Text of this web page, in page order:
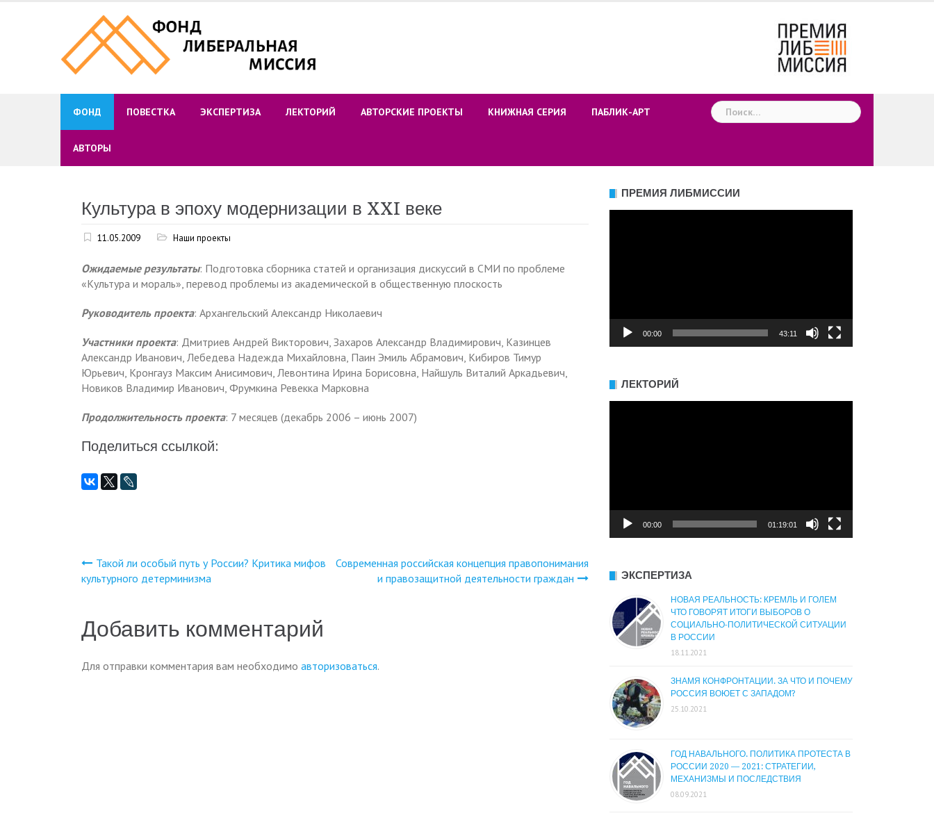
ФОНД ПОВЕСТКА ЭКСПЕРТИЗА ЛЕКТОРИЙ АВТОРСКИЕ ПРОЕКТЫ КНИЖНАЯ СЕРИЯ ПАБЛИК-АРТ
АВТОРЫ
Найти:
Культура в эпоху модернизации в XXI веке
11.05.2009 Наши проекты
Ожидаемые результаты: Подготовка сборника статей и организация дискуссий в СМИ по проблеме
«Культура и мораль», перевод проблемы из академической в общественную плоскость
Руководитель проекта: Архангельский Александр Николаевич
Участники проекта: Дмитриев Андрей Викторович, Захаров Александр Владимирович, Казинцев
Александр Иванович, Лебедева Надежда Михайловна, Паин Эмиль Абрамович, Кибиров Тимур
Юрьевич, Кронгауз Максим Анисимович, Левонтина Ирина Борисовна, Найшуль Виталий Аркадьевич,
Новиков Владимир Иванович, Фрумкина Ревекка Марковна
Продолжительность проекта: 7 месяцев (декабрь 2006 – июнь 2007)
Поделиться ссылкой:
Навигация
записям
Такой ли особый путь у России? Критика мифов
культурного детерминизма
Современная российская концепция правопонимания
и правозащитной деятельности граждан
Добавить комментарий
Для отправки комментария вам необходимо авторизоваться.
ПРЕМИЯ ЛИБМИССИИ
00:00 43:11
ЛЕКТОРИЙ
00:00 01:19:01
ЭКСПЕРТИЗА
НОВАЯ РЕАЛЬНОСТЬ: КРЕМЛЬ И ГОЛЕМ
ЧТО ГОВОРЯТ ИТОГИ ВЫБОРОВ О
СОЦИАЛЬНО-ПОЛИТИЧЕСКОЙ СИТУАЦИИ
В РОССИИ
18.11.2021
ЗНАМЯ КОНФРОНТАЦИИ. ЗА ЧТО И ПОЧЕМУ
РОССИЯ ВОЮЕТ С ЗАПАДОМ?
25.10.2021
ГОД НАВАЛЬНОГО. ПОЛИТИКА ПРОТЕСТА В
РОССИИ 2020 — 2021: СТРАТЕГИИ,
МЕХАНИЗМЫ И ПОСЛЕДСТВИЯ
08.09.2021